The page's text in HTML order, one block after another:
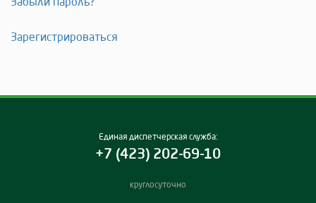
Зарегистрироваться
Единая диспетчерская служба:
+7 (423) 202-69-10
круглосуточно